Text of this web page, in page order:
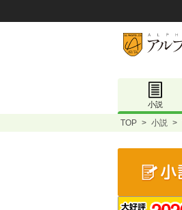
小説
TOP > 小説 >